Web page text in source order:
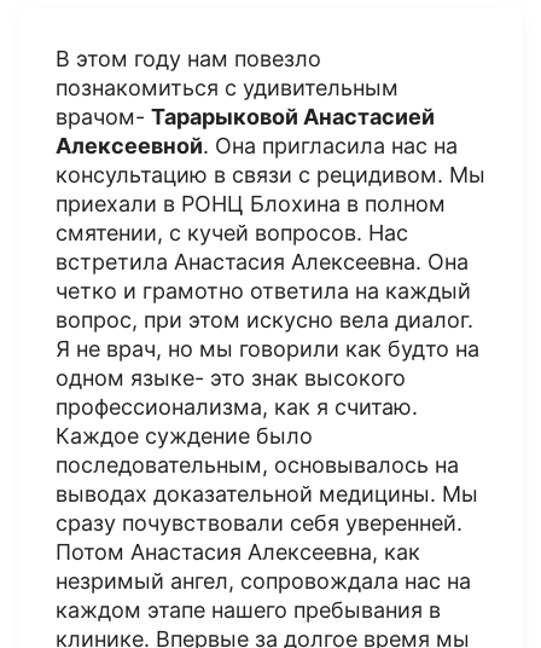
В этом году нам повезло
познакомиться с удивительным
врачом- Тарарыковой Анастасией
Алексеевной. Она пригласила нас на
консультацию в связи с рецидивом. Мы
приехали в РОНЦ Блохина в полном
смятении, с кучей вопросов. Нас
встретила Анастасия Алексеевна. Она
четко и грамотно ответила на каждый
вопрос, при этом искусно вела диалог.
Я не врач, но мы говорили как будто на
одном языке- это знак высокого
профессионализма, как я считаю.
Каждое суждение было
последовательным, основывалось на
выводах доказательной медицины. Мы
сразу почувствовали себя уверенней.
Потом Анастасия Алексеевна, как
незримый ангел, сопровождала нас на
каждом этапе нашего пребывания в
клинике. Впервые за долгое время мы